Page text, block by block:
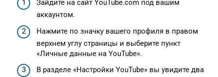
Зайдите на сайт YouTube.com под вашим
аккаунтом.
Нажмите по значку вашего профиля в правом
верхнем углу страницы и выберите пункт
«Личные данные на YouTube».
В разделе «Настройки YouTube» вы увидите два